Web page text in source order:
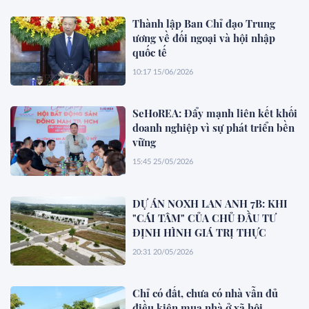
Thành lập Ban Chỉ đạo Trung
ương về đối ngoại và hội nhập
quốc tế
10:17 15/06/2026
SeHoREA: Đẩy mạnh liên kết khối
doanh nghiệp vì sự phát triển bền
vững
15:45 25/05/2026
DỰ ÁN NOXH LAN ANH 7B: KHI
"CÁI TÂM" CỦA CHỦ ĐẦU TƯ
ĐỊNH HÌNH GIÁ TRỊ THỰC
20:31 20/05/2026
Chỉ có đất, chưa có nhà vẫn đủ